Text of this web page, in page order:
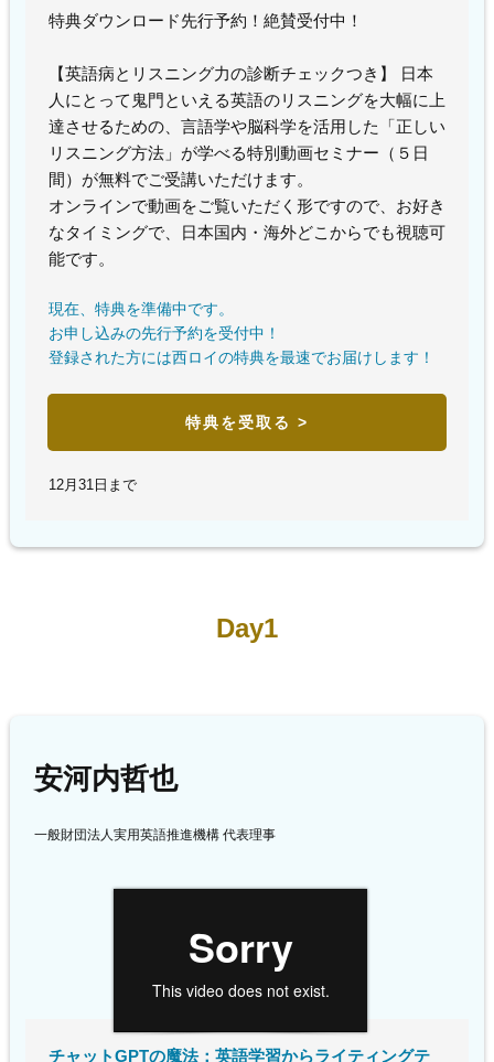
特典ダウンロード先行予約！絶賛受付中！
【英語病とリスニング力の診断チェックつき】 日本
人にとって鬼門といえる英語のリスニングを大幅に上
達させるための、言語学や脳科学を活用した「正しい
リスニング方法」が学べる特別動画セミナー（５日
間）が無料でご受講いただけます。
オンラインで動画をご覧いただく形ですので、お好き
なタイミングで、日本国内・海外どこからでも視聴可
能です。
現在、特典を準備中です。
お申し込みの先行予約を受付中！
登録された方には西ロイの特典を最速でお届けします！
特典を受取る >
12月31日まで
Day1
安河内哲也
一般財団法人実用英語推進機構 代表理事
チャットGPTの魔法：英語学習からライティングテ